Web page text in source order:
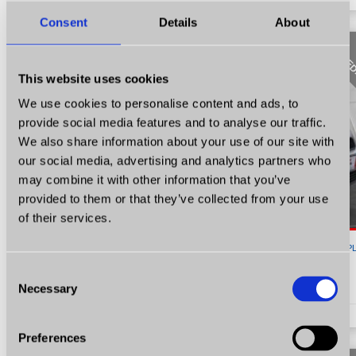
Consent Details About
This website uses cookies
We use cookies to personalise content and ads, to
provide social media features and to analyse our traffic.
We also share information about your use of our site with
our social media, advertising and analytics partners who
may combine it with other information that you’ve
provided to them or that they’ve collected from your use
of their services.
Selection
Necessary
Preferences